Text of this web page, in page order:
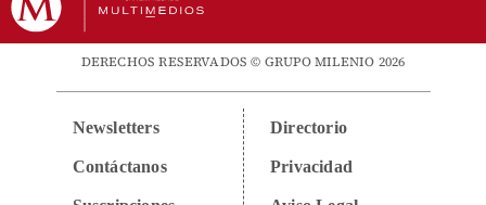
DERECHOS RESERVADOS © GRUPO MILENIO 2026
Newsletters
Contáctanos
Directorio
Privacidad